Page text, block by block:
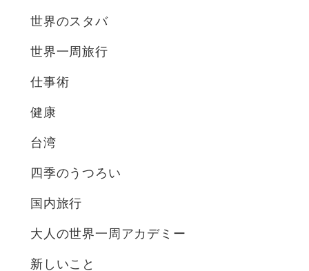
世界のスタバ
世界一周旅行
仕事術
健康
台湾
四季のうつろい
国内旅行
大人の世界一周アカデミー
新しいこと